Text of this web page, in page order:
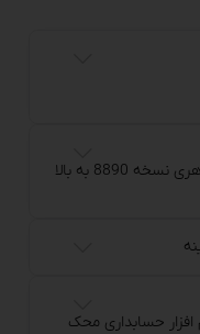
به بالا
حسابداری محک